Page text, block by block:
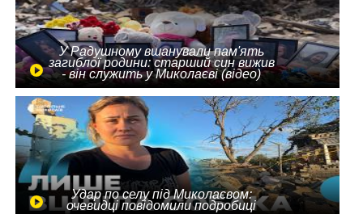
У Радушному вшанували пам'ять
загиблої родини: старший син вижив
- він служить у Миколаєві (відео)
Удар по селу під Миколаєвом:
очевидці повідомили подробиці